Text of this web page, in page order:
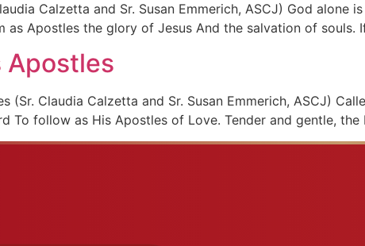
Calzetta and Sr. Susan Emmerich, ASCJ) God
as Apostles the glory of Jesus And the salvation of
Apostles
(Sr. Claudia Calzetta and Sr. Susan Emmerich, ASCJ)
To follow as His Apostles of Love. Tender and gentle,